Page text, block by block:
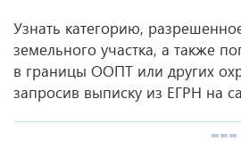
Узнать категорию,
земельного участка, а также
в границы ООПТ или других
запросив выписку из ЕГРН на